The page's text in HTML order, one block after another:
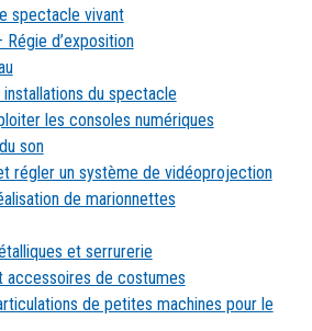
spectacle vivant
d’exposition
du spectacle
les consoles numériques
son
régler un système de vidéoprojection
de marionnettes
et serrurerie
accessoires de costumes
de petites machines pour le